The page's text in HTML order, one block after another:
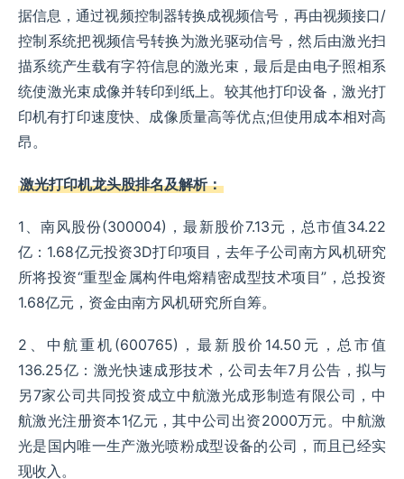
据信息，通过视频控制器转换成视频信号，再由视频接口/
控制系统把视频信号转换为激光驱动信号，然后由激光扫
描系统产生载有字符信息的激光束，最后是由电子照相系
统使激光束成像并转印到纸上。较其他打印设备，激光打
印机有打印速度快、成像质量高等优点;但使用成本相对高
昂。
激光打印机龙头股排名及解析：
1、南风股份(300004)，最新股价7.13元，总市值34.22
亿：1.68亿元投资3D打印项目，去年子公司南方风机研究
所将投资“重型金属构件电熔精密成型技术项目”，总投资
1.68亿元，资金由南方风机研究所自筹。
2、中航重机(600765)，最新股价14.50元，总市值
136.25亿：激光快速成形技术，公司去年7月公告，拟与
另7家公司共同投资成立中航激光成形制造有限公司，中
航激光注册资本1亿元，其中公司出资2000万元。中航激
光是国内唯一生产激光喷粉成型设备的公司，而且已经实
现收入。